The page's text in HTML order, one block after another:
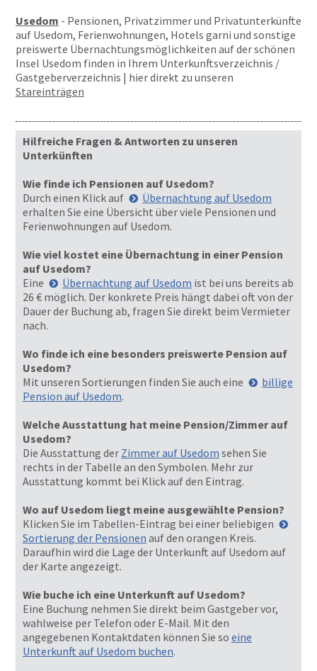
Usedom - Pensionen, Privatzimmer und Privatunterkünfte
auf Usedom, Ferienwohnungen, Hotels garni und sonstige
preiswerte Übernachtungsmöglichkeiten auf der schönen
Insel Usedom finden in Ihrem Unterkunftsverzeichnis /
Gastgeberverzeichnis | hier direkt zu unseren
Stareinträgen
Hilfreiche Fragen & Antworten zu unseren
Unterkünften
Wie finde ich Pensionen auf Usedom?
Durch einen Klick auf
Übernachtung auf Usedom
erhalten Sie eine Übersicht über viele Pensionen und
Ferienwohnungen auf Usedom.
Wie viel kostet eine Übernachtung in einer Pension
auf Usedom?
Eine
Übernachtung auf Usedom ist bei uns bereits ab
26 € möglich. Der konkrete Preis hängt dabei oft von der
Dauer der Buchung ab, fragen Sie direkt beim Vermieter
nach.
Wo finde ich eine besonders preiswerte Pension auf
Usedom?
Mit unseren Sortierungen finden Sie auch eine
billige
Pension auf Usedom.
Welche Ausstattung hat meine Pension/Zimmer auf
Usedom?
Die Ausstattung der Zimmer auf Usedom sehen Sie
rechts in der Tabelle an den Symbolen. Mehr zur
Ausstattung kommt bei Klick auf den Eintrag.
Wo auf Usedom liegt meine ausgewählte Pension?
Klicken Sie im Tabellen-Eintrag bei einer beliebigen
Sortierung der Pensionen auf den orangen Kreis.
Daraufhin wird die Lage der Unterkunft auf Usedom auf
der Karte angezeigt.
Wie buche ich eine Unterkunft auf Usedom?
Eine Buchung nehmen Sie direkt beim Gastgeber vor,
wahlweise per Telefon oder E-Mail. Mit den
angegebenen Kontaktdaten können Sie so eine
Unterkunft auf Usedom buchen.